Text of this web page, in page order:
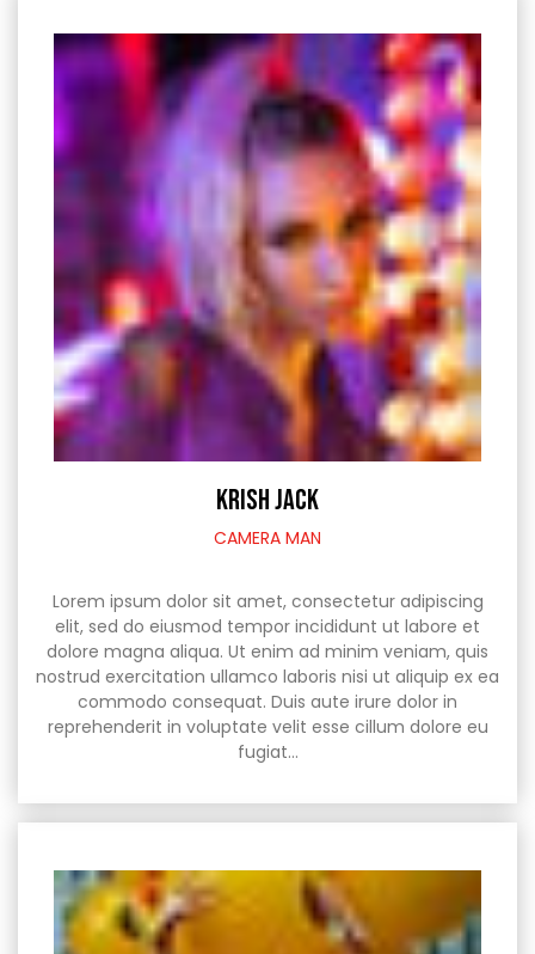
KRISH JACK
CAMERA MAN
Lorem ipsum dolor sit amet, consectetur adipiscing
elit, sed do eiusmod tempor incididunt ut labore et
dolore magna aliqua. Ut enim ad minim veniam, quis
nostrud exercitation ullamco laboris nisi ut aliquip ex ea
commodo consequat. Duis aute irure dolor in
reprehenderit in voluptate velit esse cillum dolore eu
fugiat…